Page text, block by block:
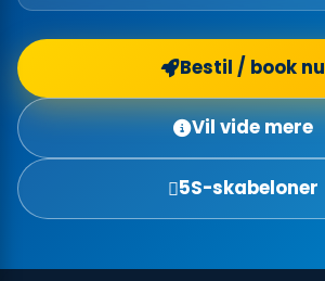
Bestil / book nu
Vil vide mere
5S-skabeloner